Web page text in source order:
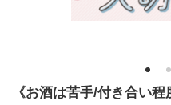
1 2
《お酒は苦手/付き合い程